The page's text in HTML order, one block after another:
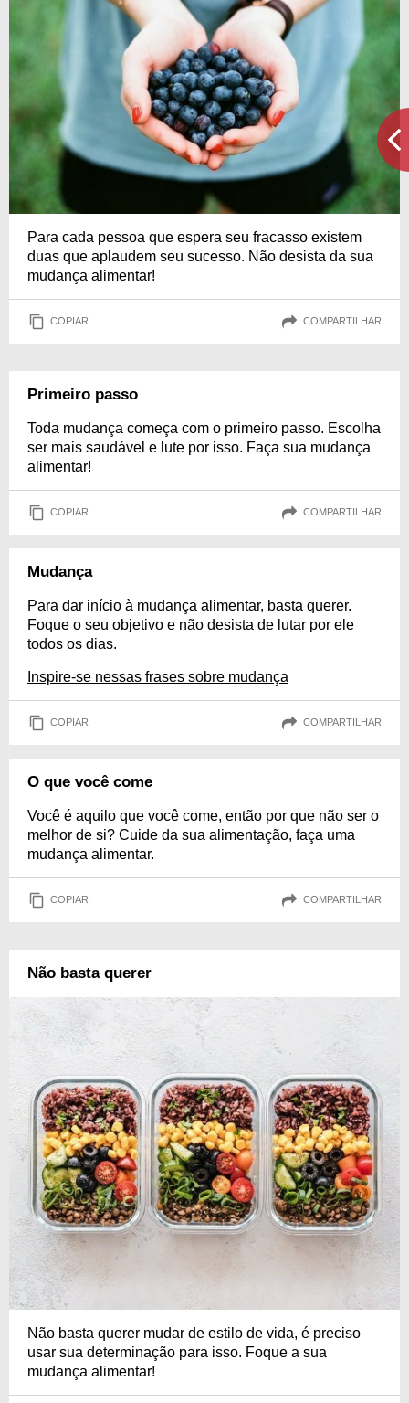
Para cada pessoa que espera seu fracasso existem
duas que aplaudem seu sucesso. Não desista da sua
mudança alimentar!
COPIAR COMPARTILHAR
Primeiro passo
Toda mudança começa com o primeiro passo. Escolha
ser mais saudável e lute por isso. Faça sua mudança
alimentar!
COPIAR COMPARTILHAR
Mudança
Para dar início à mudança alimentar, basta querer.
Foque o seu objetivo e não desista de lutar por ele
todos os dias.
Inspire-se nessas frases sobre mudança
COPIAR COMPARTILHAR
O que você come
Você é aquilo que você come, então por que não ser o
melhor de si? Cuide da sua alimentação, faça uma
mudança alimentar.
COPIAR COMPARTILHAR
Não basta querer
Não basta querer mudar de estilo de vida, é preciso
usar sua determinação para isso. Foque a sua
mudança alimentar!